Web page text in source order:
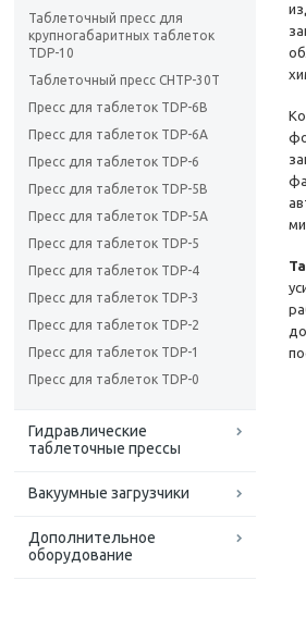
Таблеточный пресс для
крупногабаритных таблеток
TDP-10
Таблеточный пресс CHTP-30Т
Пресс для таблеток TDP-6B
Пресс для таблеток TDP-6A
Пресс для таблеток TDP-6
Пресс для таблеток TDP-5B
Пресс для таблеток TDP-5A
Пресс для таблеток TDP-5
Пресс для таблеток TDP-4
Пресс для таблеток TDP-3
Пресс для таблеток TDP-2
Пресс для таблеток TDP-1
Пресс для таблеток TDP-0
Гидравлические
таблеточные прессы
Вакуумные загрузчики
Дополнительное
оборудование